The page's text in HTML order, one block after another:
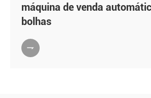
máquina de venda
bolhas
